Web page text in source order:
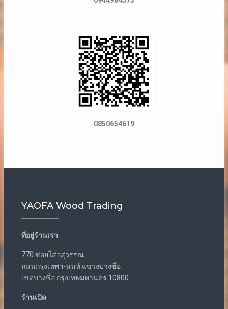
0850654619
YAOFA Wood Trading
ที่อยู่ร้านเรา
770 ซอยไสวสุวรรณ
ถนนกรุงเทพฯ-นนท์ แขวงบางซื่อ
เขตบางซื่อ กรุงเทพมหานคร 10800
ร้านเปิด